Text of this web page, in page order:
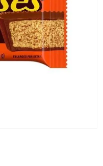
IN 24/48
ORE AD
ECCEZIONE